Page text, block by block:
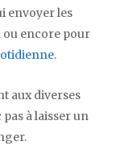
envoyer les
ou encore pour
.
aux diverses
à laisser un